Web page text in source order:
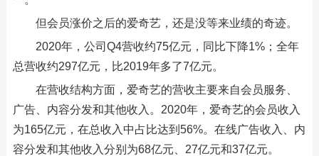
但会员涨价之后的爱奇艺，还是没等来业绩的奇迹。
2020年，公司Q4营收约75亿元，同比下降1%；全年
总营收约297亿元，比2019年多了7亿元。
在营收结构方面，爱奇艺的营收主要来自会员服务、
广告、内容分发和其他收入。2020年，爱奇艺的会员收入
为165亿元，在总收入中占比达到56%。在线广告收入、内
容分发和其他收入分别为68亿元、27亿元和37亿元。